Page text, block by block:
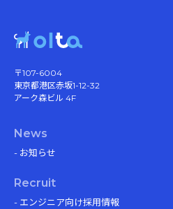
〒107-6004
東京都港区赤坂1-12-32
アーク森ビル 4F
News
- お知らせ
Recruit
- エンジニア向け採用情報